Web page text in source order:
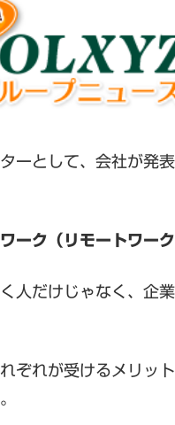
ーとして、会社が発
ワーク（リモートワーク
人だけじゃなく、企
ぞれが受けるメリッ